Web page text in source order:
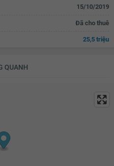
15/10/2019
Đã cho thuê
25,5 triệu
QUANH